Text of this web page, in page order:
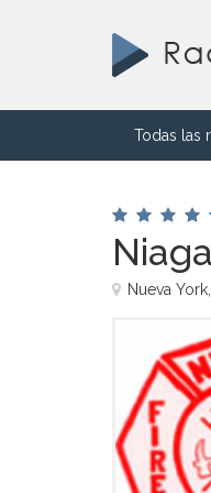
Todas las
Nueva